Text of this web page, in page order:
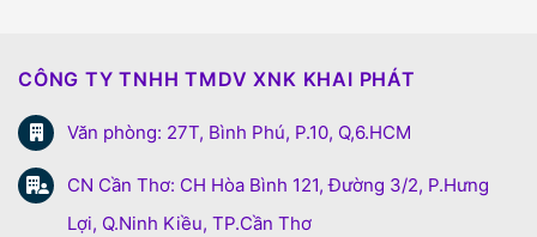
CÔNG TY TNHH TMDV XNK KHAI PHÁT
Văn phòng: 27T, Bình Phú, P.10, Q,6.HCM
CN Cần Thơ: CH Hòa Bình 121, Đường 3/2, P.Hưng
Lợi, Q.Ninh Kiều, TP.Cần Thơ